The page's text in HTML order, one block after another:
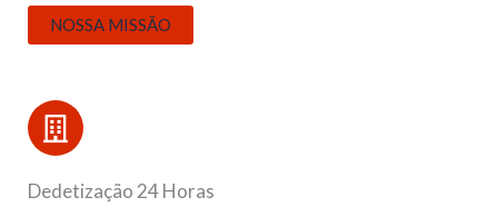
NOSSA MISSÃO
Dedetização 24 Horas